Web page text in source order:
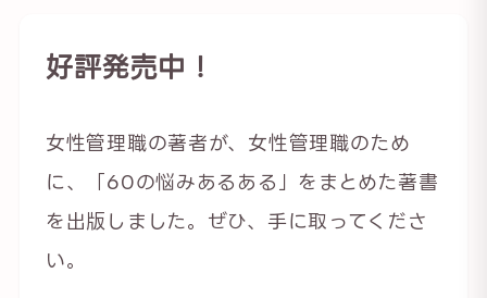
好評発売中！
女性管理職の著者が、女性管理職のため
に、「60の悩みあるある」をまとめた著書
を出版しました。ぜひ、手に取ってくださ
い。